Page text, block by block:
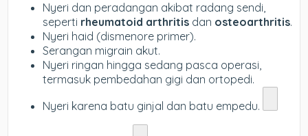
Nyeri dan peradangan akibat radang sendi,
seperti rheumatoid arthritis dan osteoarthritis.
Nyeri haid (dismenore primer).
Serangan migrain akut.
Nyeri ringan hingga sedang pasca operasi,
termasuk pembedahan gigi dan ortopedi.
Nyeri karena batu ginjal dan batu empedu.